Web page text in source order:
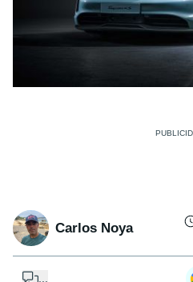
Carlos Noya
...